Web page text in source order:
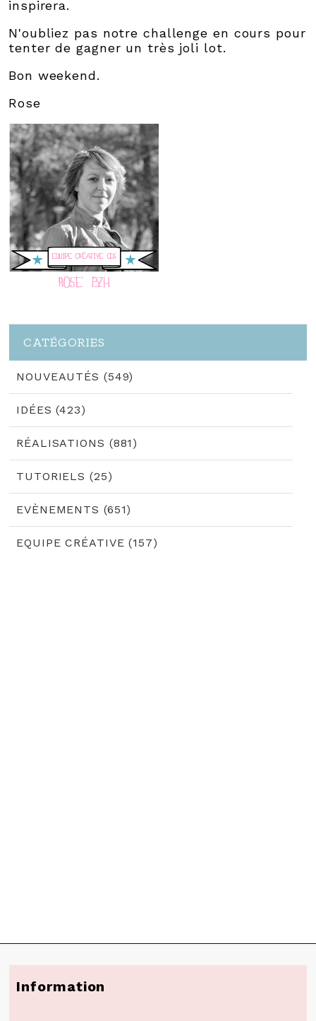
inspirera.
N'oubliez pas notre challenge en cours pour
tenter de gagner un très joli lot.
Bon weekend.
Rose
CATÉGORIES
NOUVEAUTÉS (549)
IDÉES (423)
RÉALISATIONS (881)
TUTORIELS (25)
EVÈNEMENTS (651)
EQUIPE CRÉATIVE (157)
Information